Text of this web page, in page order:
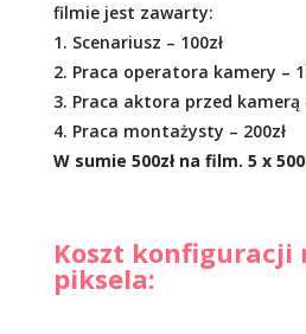
filmie jest zawarty:
1. Scenariusz – 100zł
2. Praca operatora kamery –
3. Praca aktora przed kamerą
4. Praca montażysty – 200zł
W sumie 500zł na film. 5 x
Koszt konfiguracji
piksela: